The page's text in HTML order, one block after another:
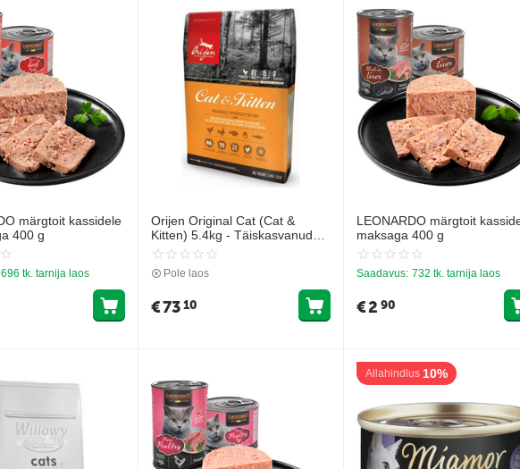
märgtoit kassidele
400 g
696 tk. tarnija laos
Orijen Original Cat (Cat &
Kitten) 5.4kg - Täiskasvanud
kassidele (kana ja tetere)
Pole laos
€7310
LEONARDO märgtoit
maksaga 400 g
Saadavus: 732 tk. tarnija laos
€2 90
Allahindlus 10%